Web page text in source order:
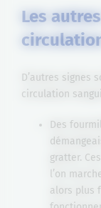
Les
D’autres signes
circulation
Des
gratter.
l’on
alors plus